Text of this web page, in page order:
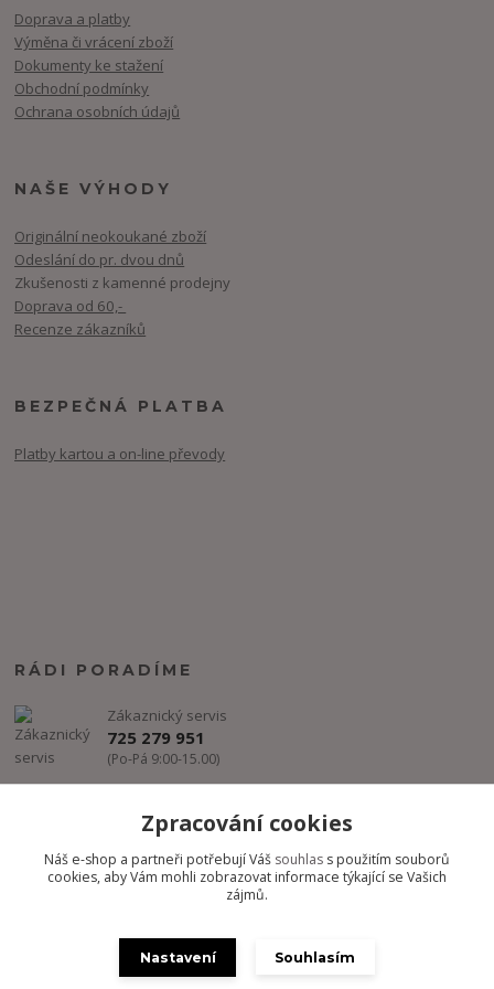
Doprava a platby
Výměna či vrácení zboží
Dokumenty ke stažení
Obchodní podmínky
Ochrana osobních údajů
NAŠE VÝHODY
Originální neokoukané zboží
Odeslání do pr. dvou dnů
Zkušenosti z kamenné prodejny
Doprava od 60,-
Recenze zákazníků
BEZPEČNÁ PLATBA
Platby kartou a on-line převody
RÁDI PORADÍME
Zákaznický servis
725 279 951
(Po-Pá 9:00-15.00)
Copyright @ FREESTYLE-DANCE.CZ 2012-2024 - Všechny práva
Zpracování cookies
Náš e-shop a partneři potřebují Váš souhlas s použitím souborů
cookies, aby Vám mohli zobrazovat informace týkající se Vašich
zájmů.
Nastavení Souhlasím